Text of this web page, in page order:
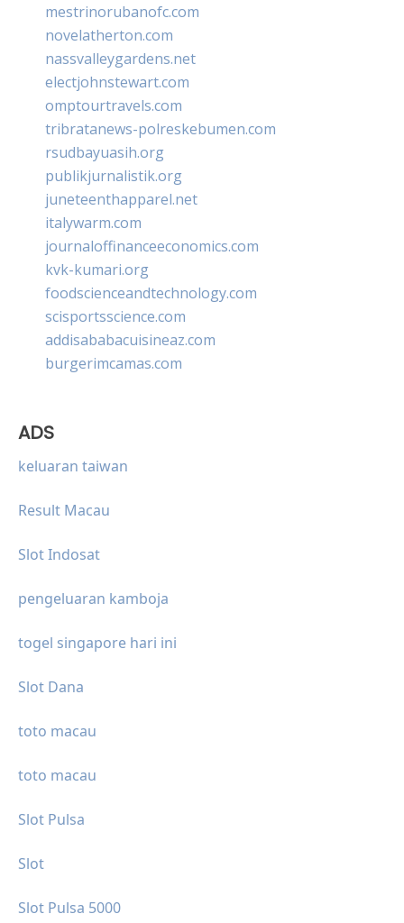
mestrinorubanofc.com
novelatherton.com
nassvalleygardens.net
electjohnstewart.com
omptourtravels.com
tribratanews-polreskebumen.com
rsudbayuasih.org
publikjurnalistik.org
juneteenthapparel.net
italywarm.com
journaloffinanceeconomics.com
kvk-kumari.org
foodscienceandtechnology.com
scisportsscience.com
addisababacuisineaz.com
burgerimcamas.com
ADS
keluaran taiwan
Result Macau
Slot Indosat
pengeluaran kamboja
togel singapore hari ini
Slot Dana
toto macau
toto macau
Slot Pulsa
Slot
Slot Pulsa 5000